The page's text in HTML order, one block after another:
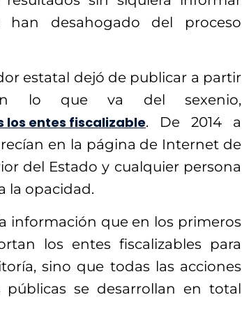
desahogado del proceso
estatal dejó de publicar a partir
lo que va del sexenio,
los entes fiscalizable. De 2014 a
en la página de Internet de
del Estado y cualquier persona
la opacidad.
información que en los primeros
los entes fiscalizables para
sino que todas las acciones
se desarrollan en total